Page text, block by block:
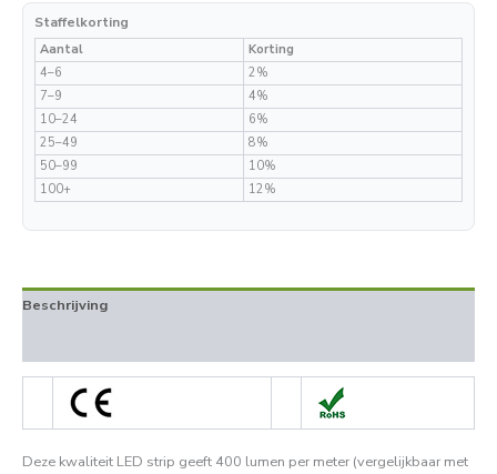
Staffelkorting
Aantal
Korting
4–6
2%
7–9
4%
10–24
6%
25–49
8%
50–99
10%
100+
12%
Beschrijving
Deze kwaliteit LED strip geeft 400 lumen per meter (vergelijkbaar met